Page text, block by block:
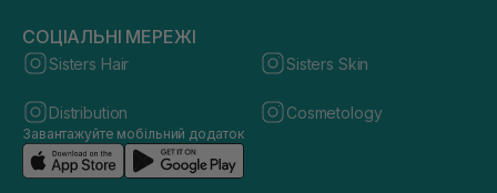
СОЦІАЛЬНІ МЕРЕЖІ
Sisters Hair Sisters Skin
Distribution Cosmetology
Завантажуйте мобільний додаток